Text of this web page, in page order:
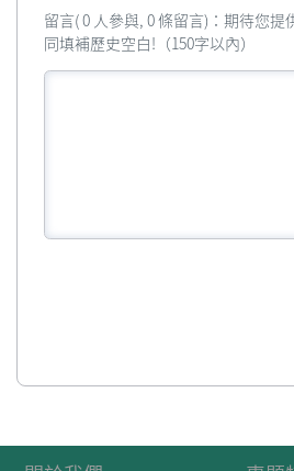
留言( 0 人參與, 0 條留言)：期待您
同填補歷史空白!（150字以內）